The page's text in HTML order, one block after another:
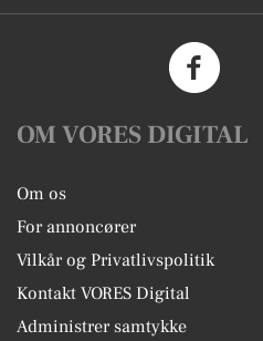
OM VORES DIGITAL
Om os
For annoncører
Vilkår og Privatlivspolitik
Kontakt VORES Digital
Administrer samtykke